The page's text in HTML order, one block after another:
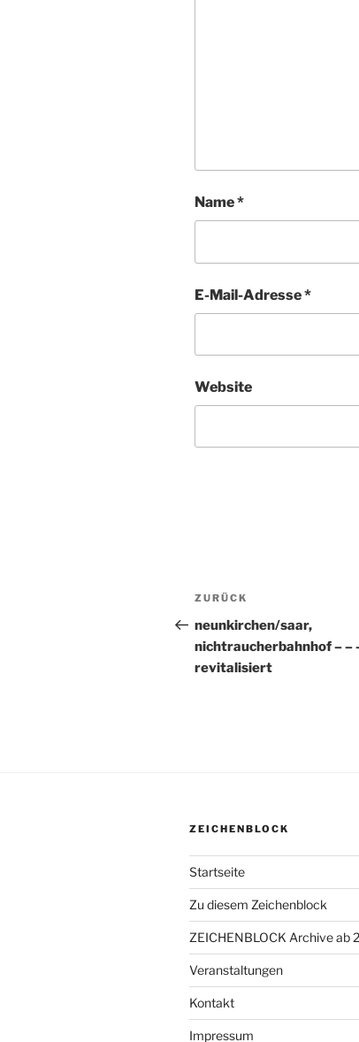
Name*
E-Mail-Adresse*
Website
Vorheriger
Beitrag
ZURÜCK
neunkirchen/saar,
nichtraucherbahnhof – –
revitalisiert
ZEICHENBLOCK
Startseite
Zu diesem Zeichenblock
ZEICHENBLOCK Archive ab
Veranstaltungen
Kontakt
Impressum